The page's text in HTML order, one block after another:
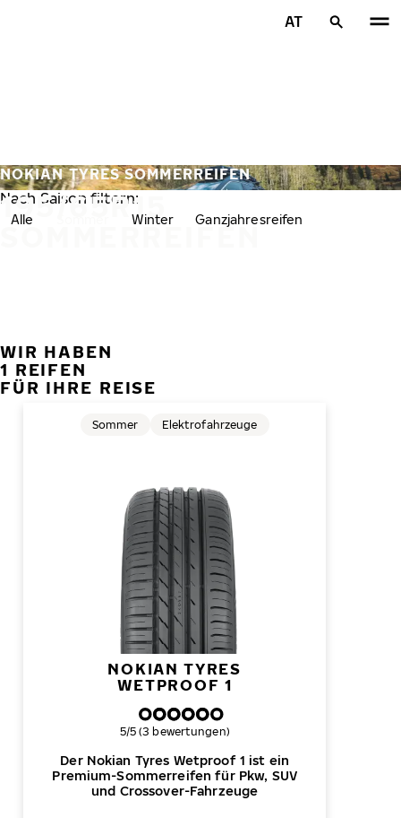
AT
195/65R15
SOMMERREIFEN
NOKIAN TYRES SOMMERREIFEN
Nach Saison filtern:
Alle Winter Ganzjahresreifen
WIR HABEN
1 REIFEN
FÜR IHRE REISE
NOKIAN TYRES
WETPROOF 1
Der Nokian Tyres Wetproof 1 ist ein
Premium-Sommerreifen für Pkw, SUV
und Crossover-Fahrzeuge
Sommer Elektrofahrzeuge
Gesamtbewertung
5/5 (3 bewertungen)